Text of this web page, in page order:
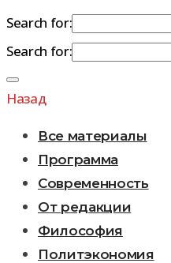
Search for:
Search for:
Перейти
к
Назад
Все материалы
Программа
Современность
От редакции
Философия
Политэкономия